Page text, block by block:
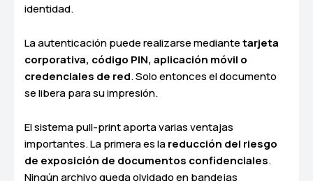
identidad.
La autenticación puede realizarse mediantetarjeta
corporativa, código PIN, aplicación móvil o
credenciales de red. Solo entonces el documento
se libera para su impresión.
El sistema pull-print aporta varias ventajas
importantes. La primera es lareducción del riesgo
de exposición de documentos confidenciales.
Ningún archivo queda olvidado en bandejas